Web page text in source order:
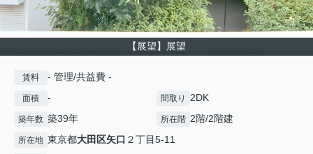
【展望】展望
賃料 - 管理/共益費 -
面積 - 間取り 2DK
築年数 築39年 所在階 2階/2階建
所在地 東京都大田区矢口 ２丁目5-11